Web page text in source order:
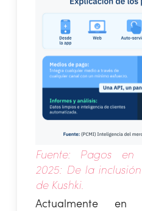
Fuente: Pagos en
2025: De la
de Kushki.
Actualmente en